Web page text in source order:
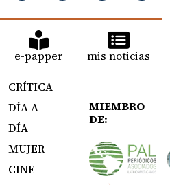
e-papper mis noticias
CRÍTICA
DÍA A
DÍA
MUJER
CINE
MIEMBRO
DE: